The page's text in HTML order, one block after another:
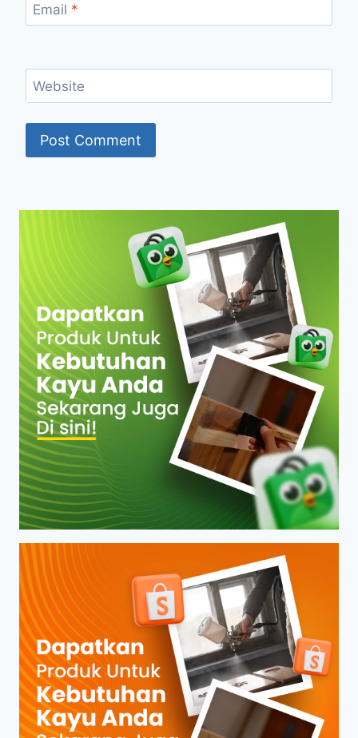
Email *
Website